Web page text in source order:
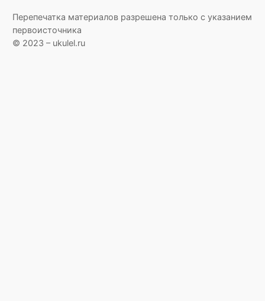
Перепечатка материалов разрешена только с указанием
первоисточника
© 2023 – ukulel.ru